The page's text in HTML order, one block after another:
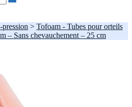
> Tofoam - Tubes pour orteils
– Sans chevauchement – 25 cm